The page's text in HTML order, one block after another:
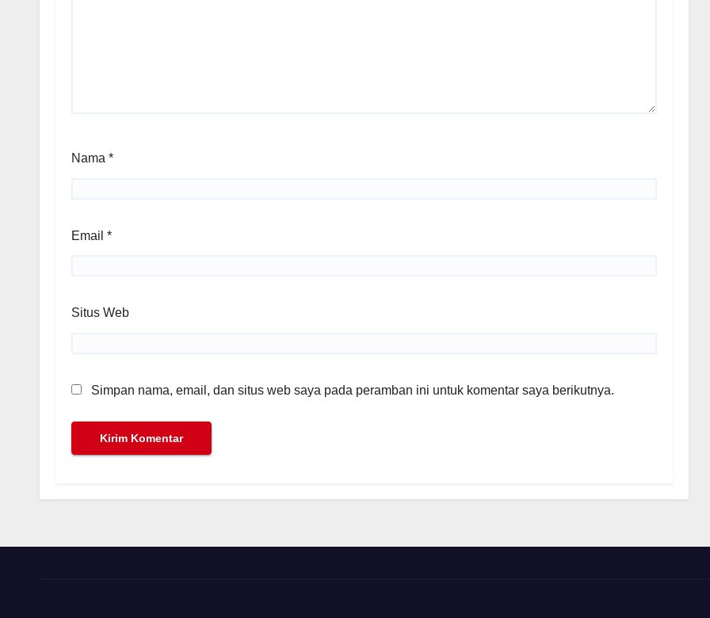
Nama *
Email *
Situs Web
Simpan nama, email, dan situs web saya pada peramban ini untuk komentar saya berikutnya.